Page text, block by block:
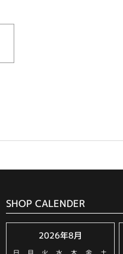
SHOP CALENDER
2026年8月